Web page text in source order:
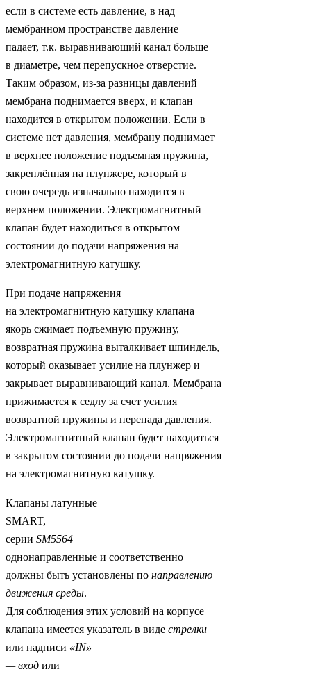
если в системе есть давление, в над
мембранном пространстве давление
падает, т.к. выравнивающий канал больше
в диаметре, чем перепускное отверстие.
Таким образом, из-за разницы давлений
мембрана поднимается вверх, и клапан
находится в открытом положении. Если в
системе нет давления, мембрану поднимает
в верхнее положение подъемная пружина,
закреплённая на плунжере, который в
свою очередь изначально находится в
верхнем положении. Электромагнитный
клапан будет находиться в открытом
состоянии до подачи напряжения на
электромагнитную катушку.
При подаче напряжения
на электромагнитную катушку клапана
якорь сжимает подъемную пружину,
возвратная пружина выталкивает шпиндель,
который оказывает усилие на плунжер и
закрывает выравнивающий канал. Мембрана
прижимается к седлу за счет усилия
возвратной пружины и перепада давления.
Электромагнитный клапан будет находиться
в закрытом состоянии до подачи напряжения
на электромагнитную катушку.
Клапаны латунные
SMART,
серии SM5564
однонаправленные и соответственно
должны быть установлены по направлению
движения среды.
Для соблюдения этих условий на корпусе
клапана имеется указатель в виде стрелки
или надписи «IN»
— вход или